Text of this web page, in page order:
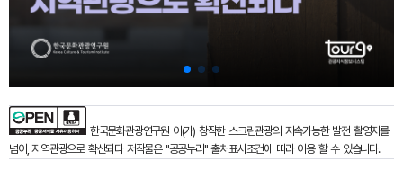
한국문화관광연구원 이(가) 창작한스크린관광의 지속가능한 발전 촬영지를
넘어, 지역관광으로 확산되다저작물은 "공공누리"출처표시 조건에 따라 이용 할 수 있습니다.